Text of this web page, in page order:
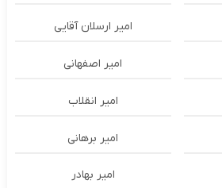
امیر ارسلان آقایی
امیر اصفهانی
امیر انقلاب
امیر برهانی
امیر بهادر